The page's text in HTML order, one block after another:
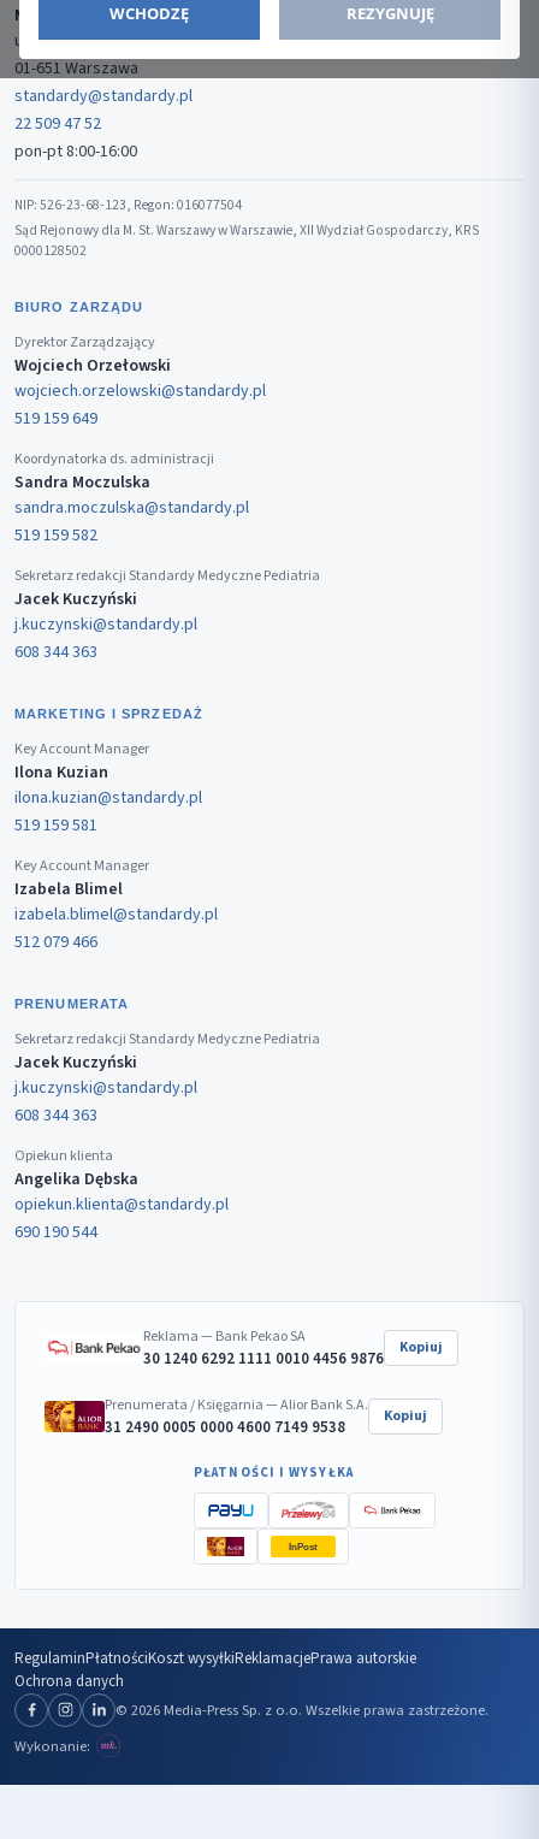
WCHODZĘ REZYGNUJĘ
Media-Press Sp. z o.o.
ul. Gwiaździsta 7B/8
01-651 Warszawa
standardy@standardy.pl
22 509 47 52
pon-pt 8:00-16:00
NIP: 526-23-68-123, Regon: 016077504
Sąd Rejonowy dla M. St. Warszawy w Warszawie, XII Wydział Gospodarczy, KRS
0000128502
BIURO ZARZĄDU
Dyrektor Zarządzający
Wojciech Orzełowski
wojciech.orzelowski@standardy.pl
519 159 649
Koordynatorka ds. administracji
Sandra Moczulska
sandra.moczulska@standardy.pl
519 159 582
Sekretarz redakcji Standardy Medyczne Pediatria
Jacek Kuczyński
j.kuczynski@standardy.pl
608 344 363
MARKETING I SPRZEDAŻ
Key Account Manager
Ilona Kuzian
ilona.kuzian@standardy.pl
519 159 581
Key Account Manager
Izabela Blimel
izabela.blimel@standardy.pl
512 079 466
PRENUMERATA
Sekretarz redakcji Standardy Medyczne Pediatria
Jacek Kuczyński
j.kuczynski@standardy.pl
608 344 363
Opiekun klienta
Angelika Dębska
opiekun.klienta@standardy.pl
690 190 544
Reklama — Bank Pekao SA
30 1240 6292 1111 0010 4456 9876 Kopiuj
Prenumerata / Księgarnia — Alior Bank S.A.
31 2490 0005 0000 4600 7149 9538 Kopiuj
PŁATNOŚCI I WYSYŁKA
InPost
RegulaminPłatnościKoszt wysyłkiReklamacjePrawa autorskie
Ochrona danych
© 2026 Media-Press Sp. z o.o. Wszelkie prawa zastrzeżone.
Wykonanie: